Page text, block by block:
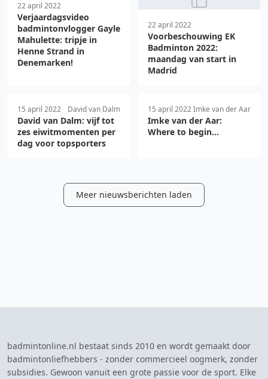
22 april 2022
Verjaardagsvideo
badmintonvlogger Gayle
Mahulette: tripje in
Henne Strand in
Denemarken!
22 april 2022
Voorbeschouwing EK
Badminton 2022:
maandag van start in
Madrid
15 april 2022 David van Dalm
David van Dalm: vijf tot
zes eiwitmomenten per
dag voor topsporters
15 april 2022Imke van der Aar
Imke van der Aar:
Where to begin...
Meer nieuwsberichten laden
badmintonline.nl bestaat sinds 2010 en wordt gemaakt door
badmintonliefhebbers - zonder commercieel oogmerk, zonder
subsidies. Gewoon vanuit een grote passie voor de sport. Elke